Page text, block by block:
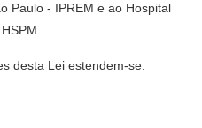
Paulo - IPREM e ao Hospital
desta Lei estendem-se: